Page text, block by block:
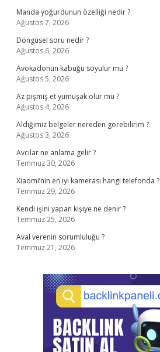
Manda yoğurdunun özelliği nedir ?
Ağustos 7, 2026
Döngüsel soru nedir ?
Ağustos 6, 2026
Avokadonun kabuğu soyulur mu ?
Ağustos 5, 2026
Az pişmiş et yumuşak olur mu ?
Ağustos 4, 2026
Aldığımız belgeler nereden görebilirim ?
Ağustos 3, 2026
Avcılar ne anlama gelir ?
Temmuz 30, 2026
Xiaomi’nin en iyi kamerası hangi telefonda ?
Temmuz 29, 2026
Kendi işini yapan kişiye ne denir ?
Temmuz 25, 2026
Aval verenin sorumluluğu ?
Temmuz 21, 2026